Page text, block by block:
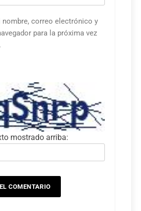
nombre, correo electrónico y
para la próxima vez
mostrado arriba: